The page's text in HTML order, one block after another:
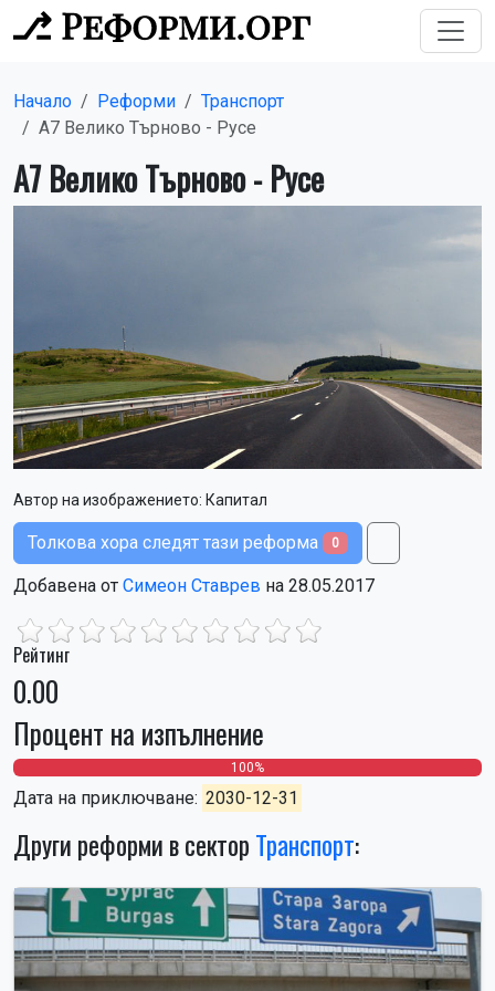
Начало Реформи
Транспорт
А7 Велико Търново - Русе
А7 Велико Търново - Русе
Автор на изображението: Капитал
Толкова хора следят тази реформа 0
Добавена от Симеон Ставрев на 28.05.2017
Рейтинг
0.00
Процент на изпълнение
0%
0% 100%
Дата на приключване: 2030-12-31
Други реформи в сектор Транспорт: